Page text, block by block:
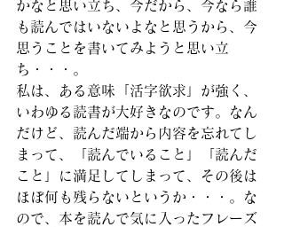
かなと思い立ち、今だから、今なら誰
も読んではいないよなと思うから、今
思うことを書いてみようと思い立
ち・・・。
私は、ある意味「活字欲求」が強く、
いわゆる読書が大好きなのです。なん
だけど、読んだ端から内容を忘れてし
まって、「読んでいること」「読んだ
こと」に満足してしまって、その後は
ほぼ何も残らないというか・・・。な
ので、本を読んで気に入ったフレーズ